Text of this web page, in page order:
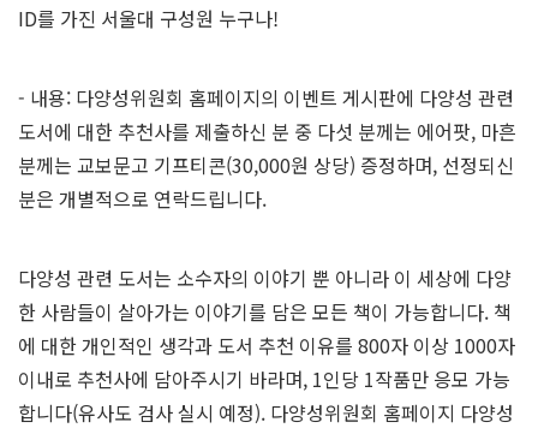
ID를 가진 서울대 구성원 누구나!
- 내용: 다양성위원회 홈페이지의 이벤트 게시판에 다양성 관련
도서에 대한 추천사를 제출하신 분 중 다섯 분께는 에어팟, 마흔
분께는 교보문고 기프티콘(30,000원 상당) 증정하며, 선정되신
분은 개별적으로 연락드립니다.
다양성 관련 도서는 소수자의 이야기 뿐 아니라 이 세상에 다양
한 사람들이 살아가는 이야기를 담은 모든 책이 가능합니다. 책
에 대한 개인적인 생각과 도서 추천 이유를 800자 이상 1000자
이내로 추천사에 담아주시기 바라며, 1인당 1작품만 응모 가능
합니다(유사도 검사 실시 예정). 다양성위원회 홈페이지 다양성